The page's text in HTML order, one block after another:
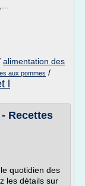
alimentation des
aux pommes /
l
Recettes
quotidien des
les détails sur